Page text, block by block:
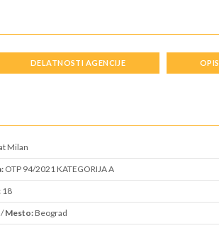
DELATNOSTI AGENCIJE OPIS
Milan
OTP 94/2021 KATEGORIJA A
18
/Mesto:Beograd